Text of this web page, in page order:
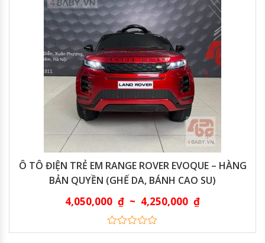
Ô TÔ ĐIỆN TRẺ EM RANGE ROVER EVOQUE – HÀNG
BẢN QUYỀN (GHẾ DA, BÁNH CAO SU)
4,050,000 ₫ ~ 4,250,000 ₫
0